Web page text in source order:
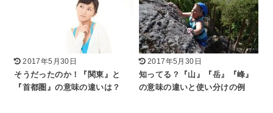
2017年5月30日
そうだったのか！『関東』と
『首都圏』の意味の違いは？
2017年5月30日
知ってる？『山』『岳』『峰』
の意味の違いと使い分けの例